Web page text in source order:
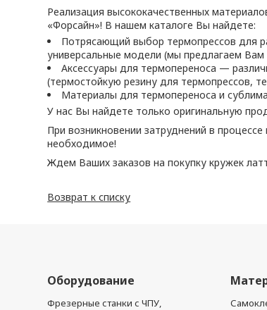
Реализация высококачественных
«Форсайн»! В нашем каталоге Вы найдете:
Потрясающий выбор термопрессов для
универсальные модели (мы предлагаем Вам
Аксессуары для термопереноса —
(термостойкую резину для термопрессов,
Материалы для термопереноса и
У нас Вы найдете только оригинальную
При возникновении затруднений в
необходимое!
Ждем Ваших заказов на покупку кружек
Возврат к списку
Оборудование
Фрезерные станки с ЧПУ,